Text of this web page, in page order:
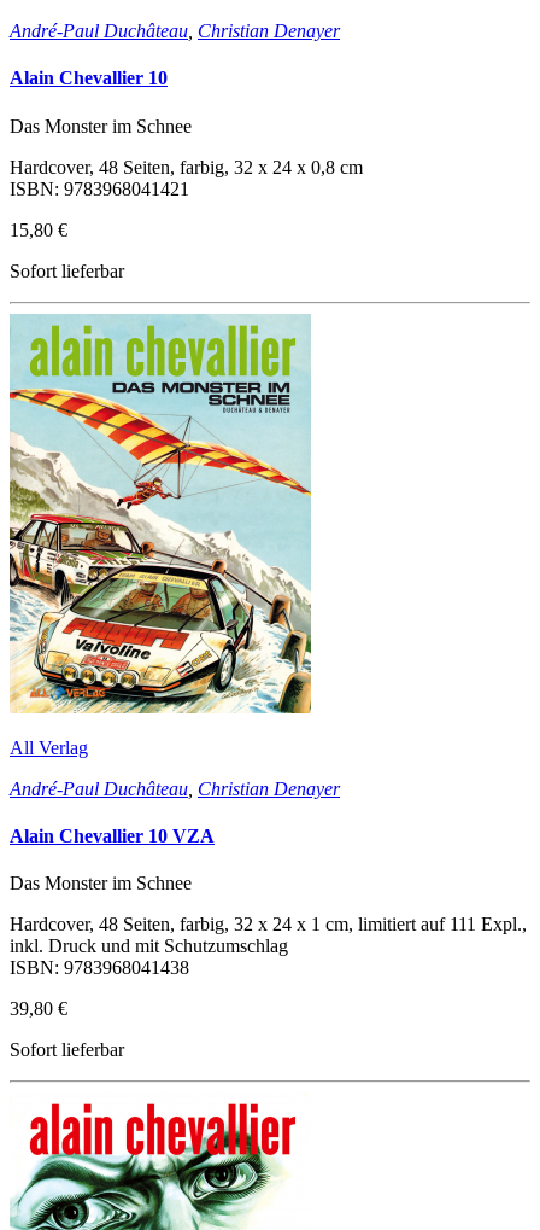
André-Paul Duchâteau Christian Denayer
Alain Chevallier 10
Das Monster im Schnee
Hardcover, 48 Seiten, farbig, 32 x 24 x 0,8 cm
ISBN: 9783968041421
15,80 €
Sofort lieferbar
All Verlag
André-Paul Duchâteau Christian Denayer
Alain Chevallier 10 VZA
Das Monster im Schnee
Hardcover, 48 Seiten, farbig, 32 x 24 x 1 cm, limitiert auf 111 Expl.,
inkl. Druck und mit Schutzumschlag
ISBN: 9783968041438
39,80 €
Sofort lieferbar